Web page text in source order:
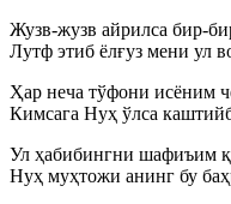
Жузв-жузв айрилса бир-
Лутф этиб ёлғуз мени ул
Ҳар неча тўфони исёним
Кимсага Нуҳ ўлса
Ул ҳабибингни шафиъим
Нуҳ муҳтожи анинг бу